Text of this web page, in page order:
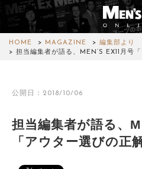
HOME MAGAZINE
編集部より
担当編集者が語る、MEN’S EX11月号
公開日：2018/10/06
担当編集者が語る、
「アウター選びの正
WATCH